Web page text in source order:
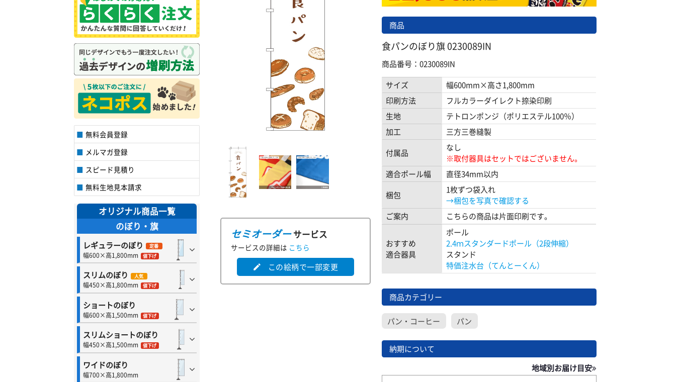
無料会員登録
メルマガ登録
スピード見積り
無料生地見本請求
オリジナル商品一覧
のぼり・旗
レギュラーのぼり 定番
幅600×高1,800mm 値下げ
スリムのぼり 人気
幅450×高1,800mm 値下げ
ショートのぼり
幅600×高1,500mm 値下げ
スリムショートのぼり
幅450×高1,500mm 値下げ
ワイドのぼり
幅700×高1,800mm
セミオーダーサービス
サービスの詳細は こちら
edit この絵柄で一部変更
商品
食パンのぼり旗 0230089IN
商品番号：0230089IN
サイズ
幅600mm×高さ1,800mm
印刷方法
フルカラーダイレクト捺染印刷
生地
テトロンポンジ（ポリエステル100％）
加工
三方三巻縫製
付属品
なし
※取付器具はセットではございません。
適合ポール幅
直径34mm以内
梱包
1枚ずつ袋入れ
→梱包を写真で確認する
ご案内
こちらの商品は片面印刷です。
おすすめ
適合器具
ポール
2.4ｍスタンダードポール（2段伸縮）
スタンド
特価注水台（てんとーくん）
商品カテゴリー
パン・コーヒー パン
納期について
地域別お届け目安